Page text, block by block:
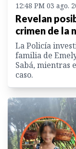
12:48 PM 03 ago.
Revelan
crimen de la
La Policía
familia de
Sabá, mientras
caso.